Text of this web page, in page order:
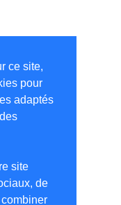
ce site,
pour
adaptés
site
de